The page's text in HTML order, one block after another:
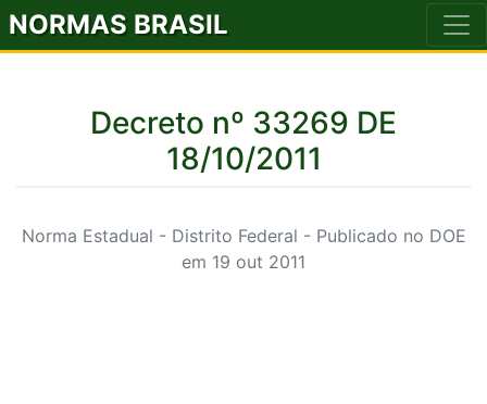
NORMAS BRASIL
Decreto nº 33269 DE
18/10/2011
Norma Estadual - Distrito Federal - Publicado no DOE
em 19 out 2011